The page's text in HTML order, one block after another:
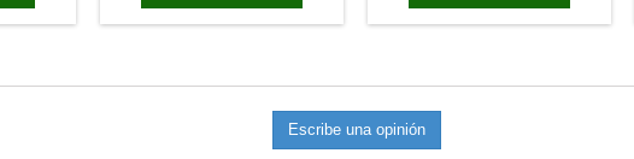
Escribe una opinión